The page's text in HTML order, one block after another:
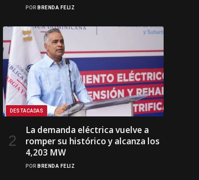
POR BRENDA FELIZ
DESTACADAS
La demanda eléctrica vuelve a
romper su histórico y alcanza los
4,203 MW
POR BRENDA FELIZ